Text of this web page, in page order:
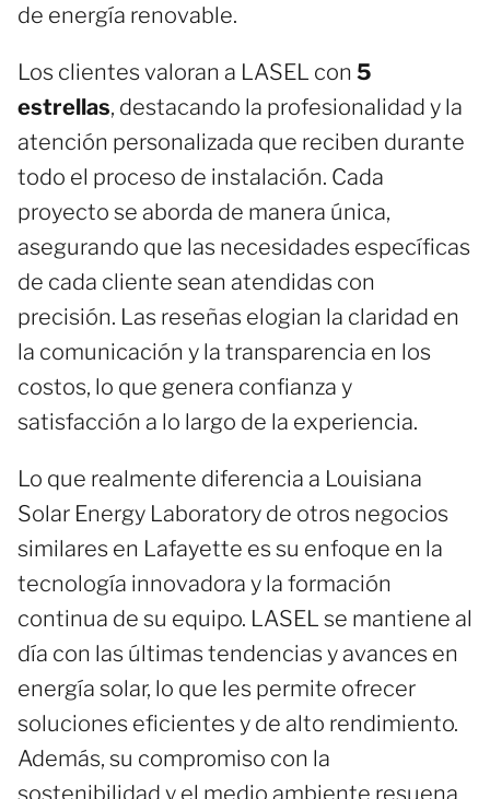
de energía renovable.
Los clientes valoran a LASEL con 5
estrellas, destacando la profesionalidad y la
atención personalizada que reciben durante
todo el proceso de instalación. Cada
proyecto se aborda de manera única,
asegurando que las necesidades específicas
de cada cliente sean atendidas con
precisión. Las reseñas elogian la claridad en
la comunicación y la transparencia en los
costos, lo que genera confianza y
satisfacción a lo largo de la experiencia.
Lo que realmente diferencia a Louisiana
Solar Energy Laboratory de otros negocios
similares en Lafayette es su enfoque en la
tecnología innovadora y la formación
continua de su equipo. LASEL se mantiene al
día con las últimas tendencias y avances en
energía solar, lo que les permite ofrecer
soluciones eficientes y de alto rendimiento.
Además, su compromiso con la
sostenibilidad y el medio ambiente resuena